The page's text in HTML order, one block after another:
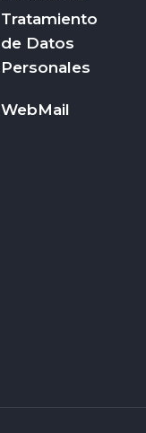
Tratamiento
de Datos
Personales
WebMail